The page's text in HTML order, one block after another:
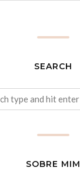
SEARCH
SOBRE MIM